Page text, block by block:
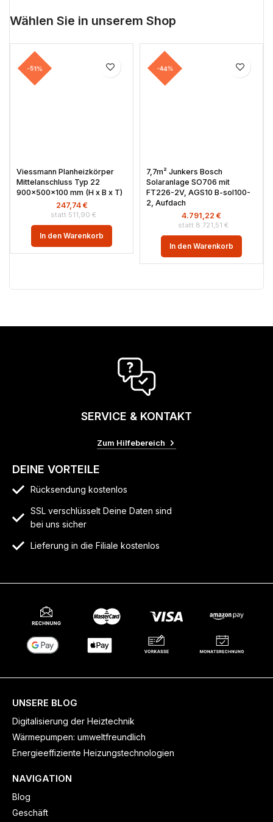
Wählen Sie in unserem Shop
-51%
Viessmann Planheizkörper
Mittelanschluss Typ 22
900x500x100 mm (H x B x T)
511,90 €
247,74 €
In den Warenkorb
-44%
7,7m² Junkers Bosch
Solaranlage SO706 mit
FT226-2V, AGS10 B-sol100-
2, Aufdach
8.721,51 €
4.791,22 €
In den Warenkorb
SERVICE & KONTAKT
Zum Hilfebereich
DEINE VORTEILE
Rücksendung kostenlos
SSL verschlüsselt Deine Daten sind
bei uns sicher
Lieferung in die Filiale kostenlos
UNSERE BLOG
Digitalisierung der Heiztechnik
Wärmepumpen: umweltfreundlich
Energieeffiziente Heizungstechnologien
NAVIGATION
Blog
Geschäft